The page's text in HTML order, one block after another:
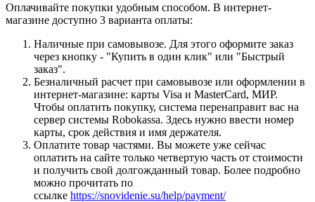
Оплачивайте покупки удобным способом. В интернет-
магазине доступно 3 варианта оплаты:
Наличные при самовывозе. Для этого оформите заказ
через кнопку - "Купить в один клик" или "Быстрый
заказ".
Безналичный расчет при самовывозе или оформлении в
интернет-магазине: карты Visa и MasterCard, МИР.
Чтобы оплатить покупку, система перенаправит вас на
сервер системы Robokassa. Здесь нужно ввести номер
карты, срок действия и имя держателя.
Оплатите товар частями. Вы можете уже сейчас
оплатить на сайте только четвертую часть от стоимости
и получить свой долгожданный товар. Более подробно
можно прочитать по
ссылке https://snovidenie.su/help/payment/